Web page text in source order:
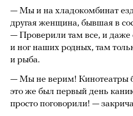
— Мы и на хладокомбинат
другая женщина, бывшая в
— Проверили там все, и даже
и ног наших родных, там
и рыба.
— Мы не верим! Кинотеатры
это же был первый день
просто поговорили! —